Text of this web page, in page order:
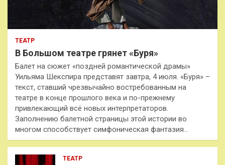
ТЕАТР
В Большом театре грянет «Буря»
Балет на сюжет «поздней романтической драмы»
Уильяма Шекспира представят завтра, 4 июля. «Буря» –
текст, ставший чрезвычайно востребованным на
театре в конце прошлого века и по-прежнему
привлекающий всё новых интерпретаторов.
Заполнению балетной страницы этой истории во
многом способствует симфоническая фантазия…
ТЕАТР